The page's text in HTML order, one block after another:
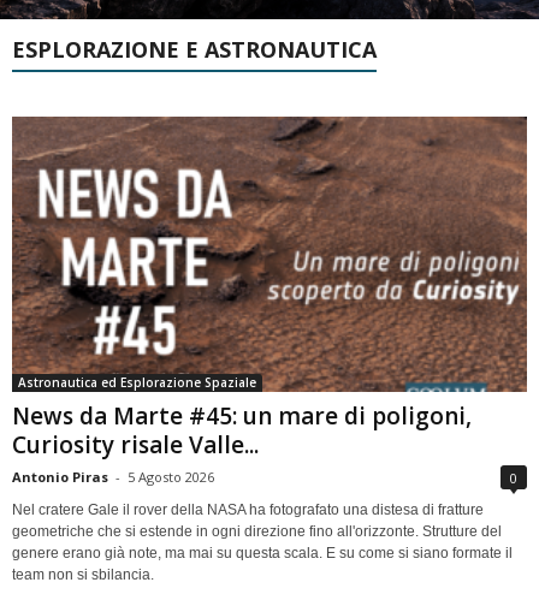
ESPLORAZIONE E ASTRONAUTICA
Astronautica ed Esplorazione Spaziale
News da Marte #45: un mare di poligoni,
Curiosity risale Valle...
Antonio Piras - 5 Agosto 2026 0
Nel cratere Gale il rover della NASA ha fotografato una distesa di fratture
geometriche che si estende in ogni direzione fino all'orizzonte. Strutture del
genere erano già note, ma mai su questa scala. E su come si siano formate il
team non si sbilancia.